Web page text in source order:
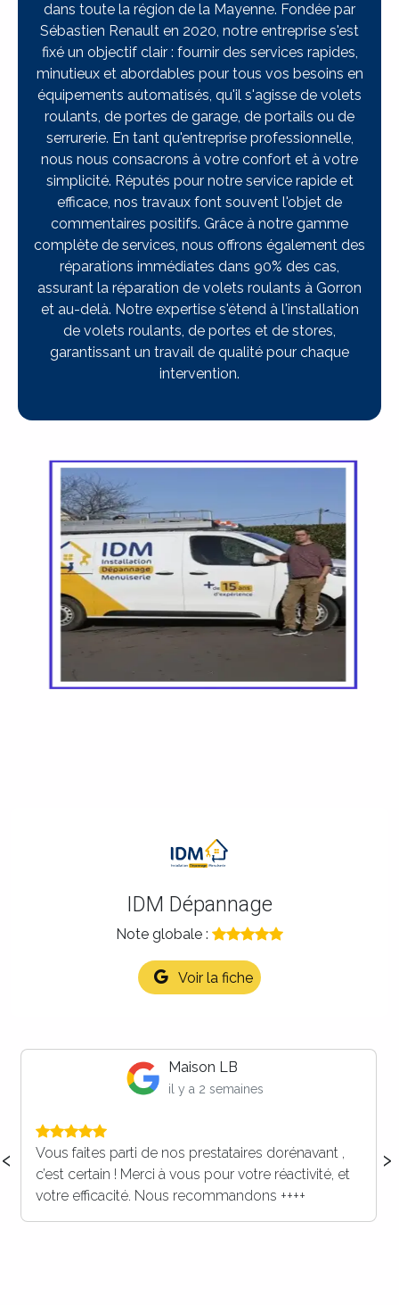
dans toute la région de la Mayenne. Fondée par
Sébastien Renault en 2020, notre entreprise s'est
fixé un objectif clair : fournir des services rapides,
minutieux et abordables pour tous vos besoins en
équipements automatisés, qu'il s'agisse de volets
roulants, de portes de garage, de portails ou de
serrurerie. En tant qu'entreprise professionnelle,
nous nous consacrons à votre confort et à votre
simplicité. Réputés pour notre service rapide et
efficace, nos travaux font souvent l'objet de
commentaires positifs. Grâce à notre gamme
complète de services, nous offrons également des
réparations immédiates dans 90% des cas,
assurant la réparation de volets roulants à Gorron
et au-delà. Notre expertise s'étend à l'installation
de volets roulants, de portes et de stores,
garantissant un travail de qualité pour chaque
intervention.
IDM Dépannage
Note globale :
Voir la fiche
Maison LB
il y a 2 semaines
Vous faites parti de nos prestataires dorénavant ,
c’est certain ! Merci à vous pour votre réactivité, et
votre efficacité. Nous recommandons ++++
‹ ›